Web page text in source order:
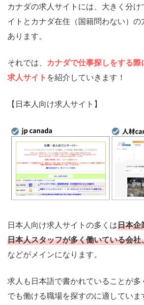
カナダの求人サイトには、大きく分
イトとカナダ在住（国籍問わない）
あります。
それでは、 カナダで仕事探しをする
求人サイト を紹介していきます！
【日本人向け求人サイト】
日本人向け求人サイトの多くは日本企
日本人スタッフが多く働いている会
などがメインになります。
求人も日本語で書かれていることが
でも働ける職場を探すのに適してい